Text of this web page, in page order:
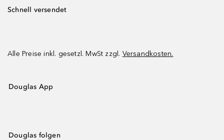
Schnell versendet
Alle Preise inkl. gesetzl. MwSt zzgl. Versandkosten.
Douglas App
Douglas folgen